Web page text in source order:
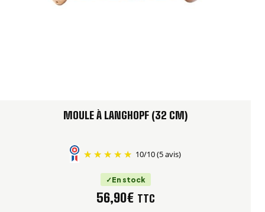
MOULE À LANGHOPF (32 CM)
10/10(5 avis)
En stock
56,90€ TTC